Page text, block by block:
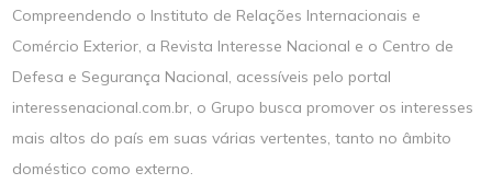
Compreendendo o Instituto de Relações Internacionais e
Comércio Exterior, a Revista Interesse Nacional e o Centro de
Defesa e Segurança Nacional, acessíveis pelo portal
interessenacional.com.br, o Grupo busca promover os interesses
mais altos do país em suas várias vertentes, tanto no âmbito
doméstico como externo.